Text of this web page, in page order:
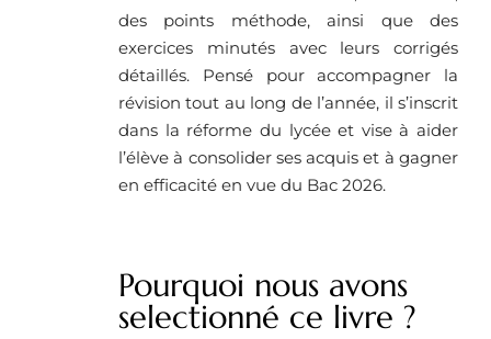
des points méthode, ainsi que des
exercices minutés avec leurs corrigés
détaillés. Pensé pour accompagner la
révision tout au long de l’année, il s’inscrit
dans la réforme du lycée et vise à aider
l’élève à consolider ses acquis et à gagner
en efficacité en vue du Bac 2026.
Pourquoi nous avons
selectionné ce livre ?